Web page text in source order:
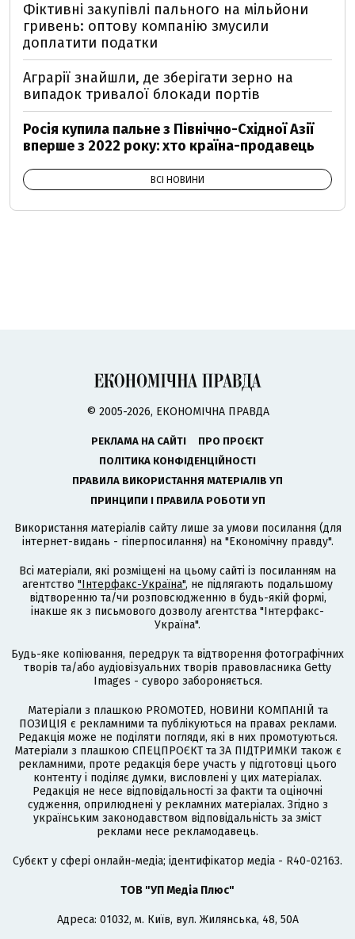
Фіктивні закупівлі пального на мільйони
гривень: оптову компанію змусили
доплатити податки
Аграрії знайшли, де зберігати зерно на
випадок тривалої блокади портів
Росія купила пальне з Північно-Східної Азії
вперше з 2022 року: хто країна-продавець
ВСІ НОВИНИ
© 2005-2026, ЕКОНОМІЧНА ПРАВДА
РЕКЛАМА НА САЙТІ
ПРО ПРОЄКТ
ПОЛІТИКА КОНФІДЕНЦІЙНОСТІ
ПРАВИЛА ВИКОРИСТАННЯ МАТЕРІАЛІВ УП
ПРИНЦИПИ І ПРАВИЛА РОБОТИ УП
Використання матеріалів сайту лише за умови посилання (для
інтернет-видань - гіперпосилання) на "Економічну правду".
Всі матеріали, які розміщені на цьому сайті із посиланням на
агентство "Інтерфакс-Україна", не підлягають подальшому
відтворенню та/чи розповсюдженню в будь-якій формі,
інакше як з письмового дозволу агентства "Інтерфакс-
Україна".
Будь-яке копіювання, передрук та відтворення фотографічних
творів та/або аудіовізуальних творів правовласника Getty
Images - суворо забороняється.
Матеріали з плашкою PROMOTED, НОВИНИ КОМПАНІЙ та
ПОЗИЦІЯ є рекламними та публікуються на правах реклами.
Редакція може не поділяти погляди, які в них промотуються.
Матеріали з плашкою СПЕЦПРОЄКТ та ЗА ПІДТРИМКИ також є
рекламними, проте редакція бере участь у підготовці цього
контенту і поділяє думки, висловлені у цих матеріалах.
Редакція не несе відповідальності за факти та оціночні
судження, оприлюднені у рекламних матеріалах. Згідно з
українським законодавством відповідальність за зміст
реклами несе рекламодавець.
Cубєкт у сфері онлайн-медіа; ідентифікатор медіа - R40-02163.
ТОВ "УП Медіа Плюс"
Адреса: 01032, м. Київ, вул. Жилянська, 48, 50А